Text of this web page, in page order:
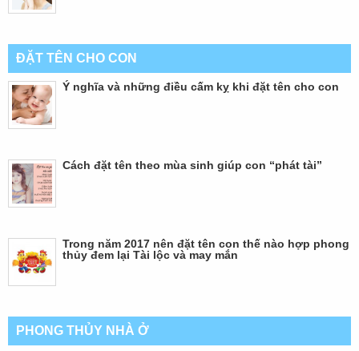
ĐẶT TÊN CHO CON
Ý nghĩa và những điều cấm kỵ khi đặt tên cho con
Cách đặt tên theo mùa sinh giúp con “phát tài”
Trong năm 2017 nên đặt tên con thế nào hợp phong
thủy đem lại Tài lộc và may mắn
PHONG THỦY NHÀ Ở